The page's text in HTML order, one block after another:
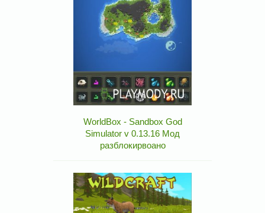
WorldBox - Sandbox God
Simulator v 0.13.16 Мод
разблокирвоано